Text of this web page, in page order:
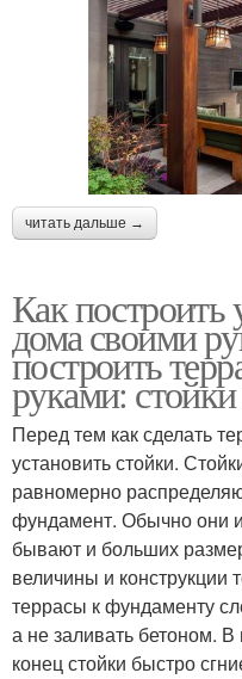
читать дальше →
Как
дома своими
построить
руками:
Перед тем как сделать
установить стойки.
равномерно
фундамент. Обычно они
бывают и больших
величины и конструкции
террасы к фундаменту
а не заливать бетоном.
конец стойки быстро